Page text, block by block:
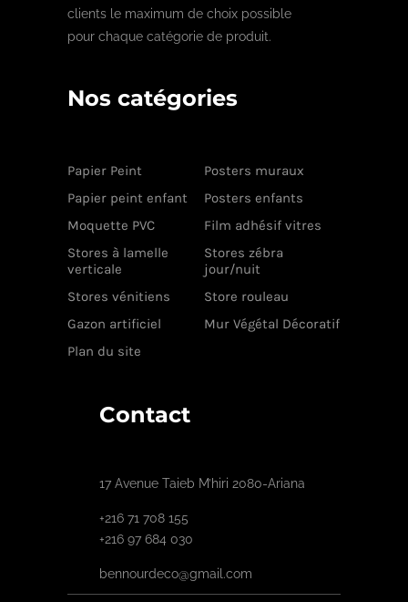
clients le maximum de choix possible
pour chaque catégorie de produit.
Nos catégories
Papier Peint
Posters muraux
Papier peint enfant
Posters enfants
Moquette PVC
Film adhésif vitres
Stores à lamelle
verticale
Stores zébra
jour/nuit
Stores vénitiens
Store rouleau
Gazon artificiel
Mur Végétal Décoratif
Plan du site
Contact
17 Avenue Taieb M’hiri 2080-Ariana
+216 71 708 155
+216 97 684 030
bennourdeco@gmail.com